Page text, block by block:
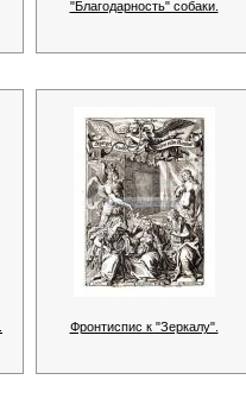
"Благодарность" собаки.
Фронтиспис к "Зеркалу".